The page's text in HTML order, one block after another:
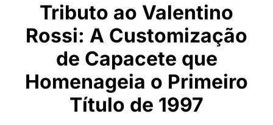
Tributo ao Valentino
Rossi: A Customização
de Capacete que
Homenageia o Primeiro
Título de 1997